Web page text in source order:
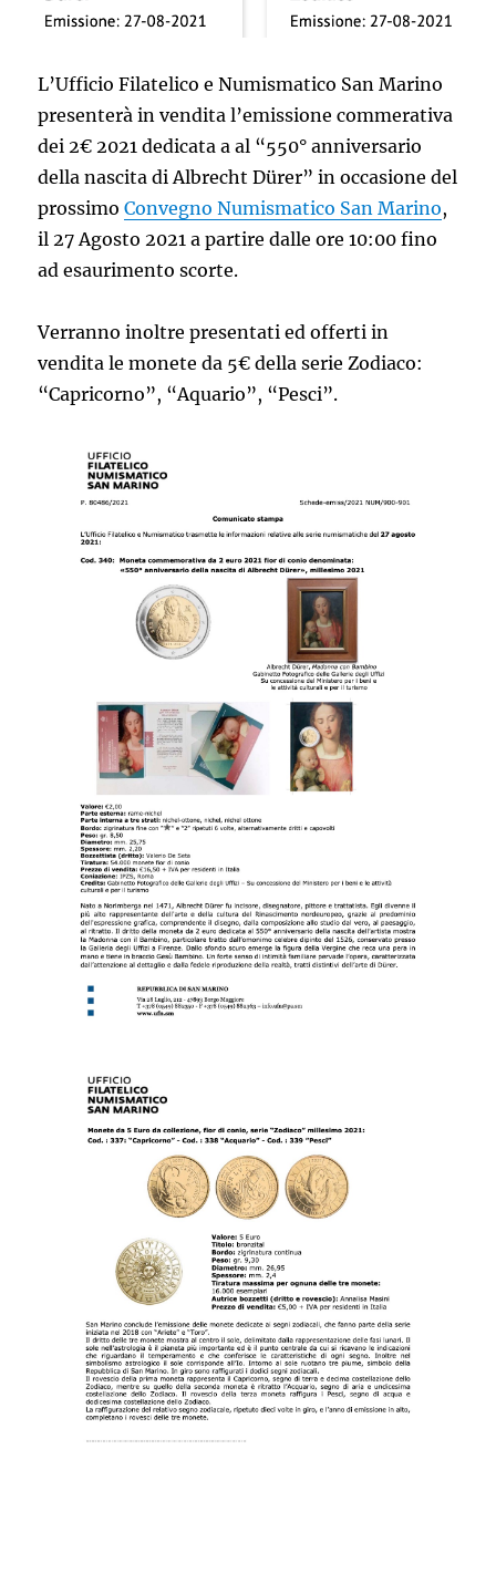
L’Ufficio Filatelico e Numismatico San Marino
presenterà in vendita l’emissione commerativa
dei 2€ 2021 dedicata a al “550° anniversario
della nascita di Albrecht Dürer” in occasione del
prossimoConvegno Numismatico San Marino,
il 27 Agosto 2021 a partire dalle ore 10:00 fino
ad esaurimento scorte.
Verranno inoltre presentati ed offerti in
vendita le monete da 5€ della serie Zodiaco:
“Capricorno”, “Aquario”, “Pesci”.